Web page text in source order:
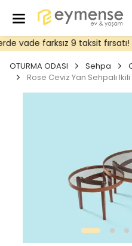
vade farksız 9 taksit fırsatı!
OTURMA ODASI Sehpa
Rose Ceviz Yan Sehpalı